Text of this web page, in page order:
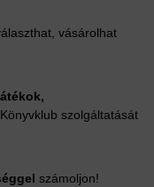
vásárolhat
szolgáltatását
számoljon!